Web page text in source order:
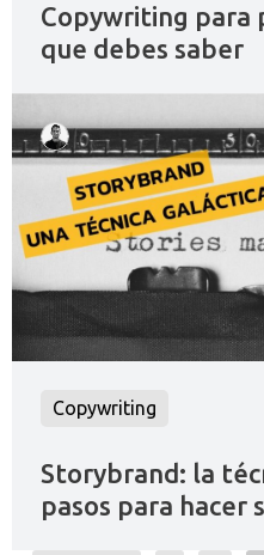
Copywriting para
que debes saber
Copywriting
Storybrand: la
pasos para